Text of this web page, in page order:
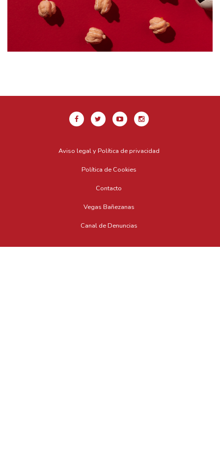
Aviso legal y Política de privacidad
Política de Cookies
Contacto
Vegas Bañezanas
Canal de Denuncias